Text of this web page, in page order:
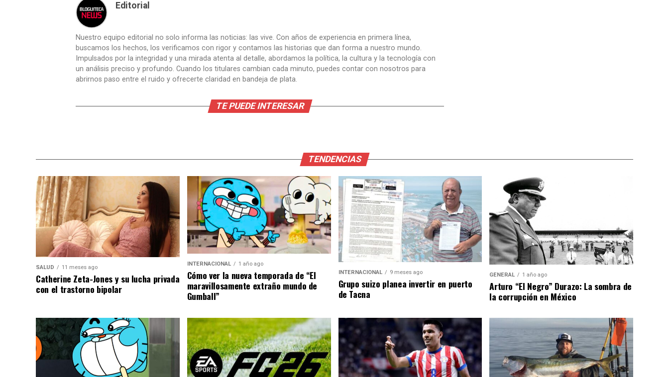
Editorial
Nuestro equipo editorial no solo informa las noticias: las vive. Con años de experiencia en primera línea,
buscamos los hechos, los verificamos con rigor y contamos las historias que dan forma a nuestro mundo.
Impulsados por la integridad y una mirada atenta al detalle, abordamos la política, la cultura y la tecnología con
un análisis preciso y profundo. Cuando los titulares cambian cada minuto, puedes contar con nosotros para
abrirnos paso entre el ruido y ofrecerte claridad en bandeja de plata.
TE PUEDE INTERESAR
TENDENCIAS
SALUD 11 meses ago
Catherine Zeta-Jones y su lucha privada
con el trastorno bipolar
INTERNACIONAL 1 año ago
Cómo ver la nueva temporada de “El
maravillosamente extraño mundo de
Gumball”
INTERNACIONAL 9 meses ago
Grupo suizo planea invertir en puerto
de Tacna
GENERAL 1 año ago
Arturo “El Negro” Durazo: La sombra de
la corrupción en México